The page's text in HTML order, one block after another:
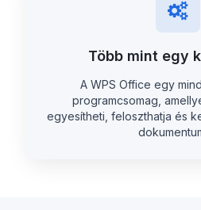
Több mint egy
A WPS Office egy
programcsomag,
egyesítheti, feloszthatja és